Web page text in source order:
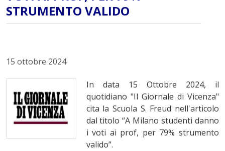
STRUMENTO VALIDO
15 ottobre 2024
In data 15 Ottobre 2024, il
quotidiano "Il Giornale di Vicenza"
cita la Scuola S. Freud nell'articolo
dal titolo“A Milano studenti danno
i voti ai prof, per 79% strumento
valido”.